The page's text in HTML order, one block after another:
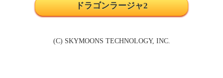
ドラゴンラージャ2
(C) SKYMOONS TECHNOLOGY, INC.